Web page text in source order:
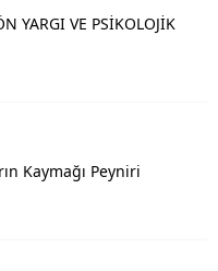
YARGI VE PSİKOLOJİK
Kaymağı Peyniri